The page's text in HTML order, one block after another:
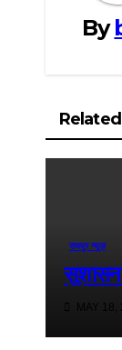
By
रायपुर न्यूज़
सुशासन
MAY 18,